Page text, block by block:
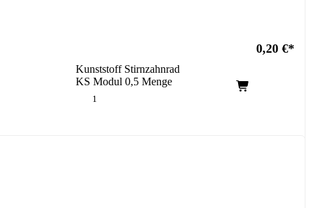
0,20 €
Kunststoff Stirnzahnrad
KS Modul 0,5 Menge